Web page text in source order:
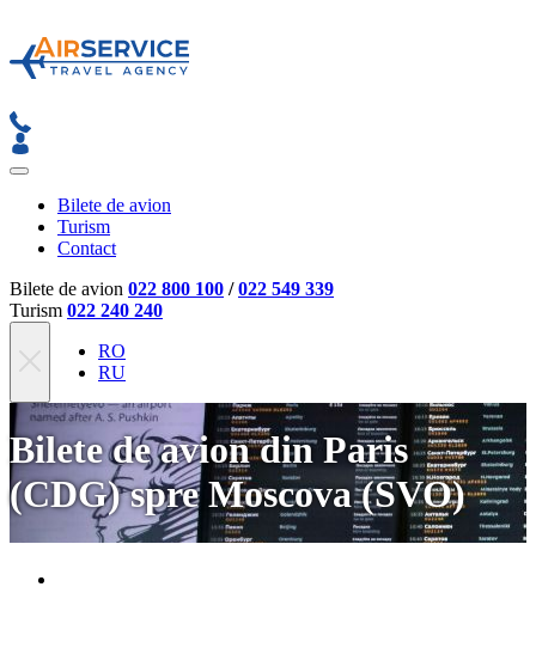
Bilete de avion
Turism
Contact
Bilete de avion 022 800 100 /022 549 339
Turism 022 240 240
RO
RU
Bilete de avion din Paris
(CDG) spre Moscova (SVO)